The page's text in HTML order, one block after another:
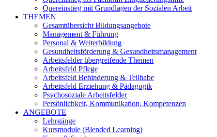
Quereinstieg mit Grundlagen der Sozialen Arbeit
THEMEN
Gesamtübersicht Bildungsangebote
Management & Führung
Personal & Weiterbildung
Gesundheitsförderung & Gesundheitsmanagement
Arbeitsfelder übergreifende Themen
Arbeitsfeld Pflege
Arbeitsfeld Behinderung & Teilhabe
Arbeitsfeld Erziehung & Pädagogik
Psychosoziale Arbeitsfelder
Persönlichkeit, Kommunikation, Kompetenzen
ANGEBOTE
Lehrgänge
Kursmodule (Blended Learning)